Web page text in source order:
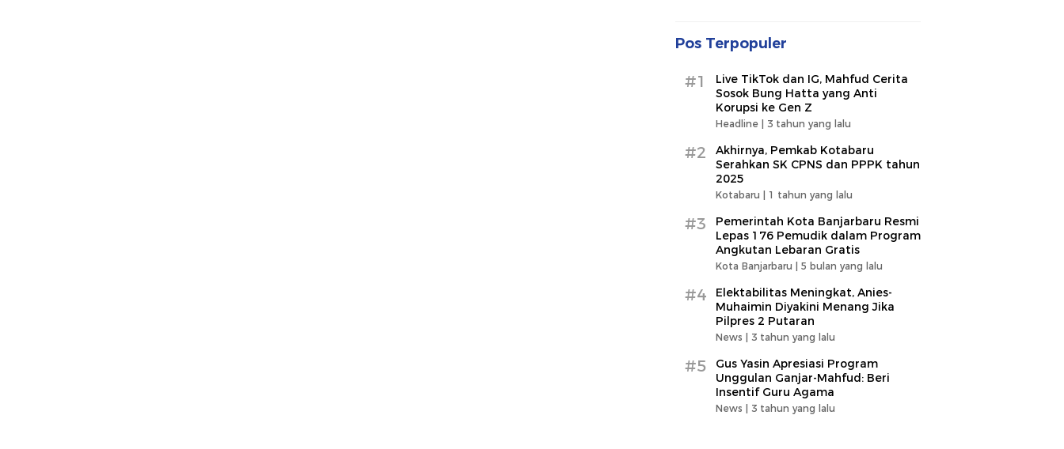
Pos Terpopuler
#1
Live TikTok dan IG, Mahfud Cerita
Sosok Bung Hatta yang Anti
Korupsi ke Gen Z
Headline | 3 tahun yang lalu
#2
Akhirnya, Pemkab Kotabaru
Serahkan SK CPNS dan PPPK tahun
2025
Kotabaru | 1 tahun yang lalu
#3
Pemerintah Kota Banjarbaru Resmi
Lepas 176 Pemudik dalam Program
Angkutan Lebaran Gratis
Kota Banjarbaru | 5 bulan yang lalu
#4
Elektabilitas Meningkat, Anies-
Muhaimin Diyakini Menang Jika
Pilpres 2 Putaran
News | 3 tahun yang lalu
#5
Gus Yasin Apresiasi Program
Unggulan Ganjar-Mahfud: Beri
Insentif Guru Agama
News | 3 tahun yang lalu